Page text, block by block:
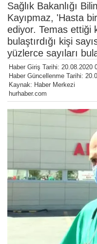
Sağlık Bakanlığı
Kayıpmaz, 'Hasta
ediyor. Temas ettiği
bulaştırdığı kişi
yüzlerce sayıları
Haber Giriş Tarihi: 20.08.2020
Haber Güncellenme Tarihi:
Kaynak: Haber Merkezi
hurhaber.com